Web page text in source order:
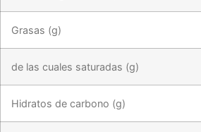
Grasas (g)
de las cuales saturadas (g)
Hidratos de carbono (g)